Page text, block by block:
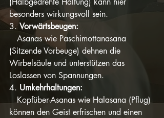
besonders wirkungsvoll sein.
3. Vorwärtsbeugen:
(Sitzende Vorbeuge) dehnen die
Wirbelsäule und unterstützen das
Loslassen von Spannungen.
4. Umkehrhaltungen:
können den Geist erfrischen und einen